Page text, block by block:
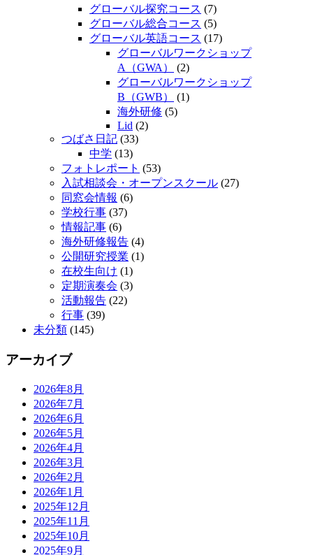
グローバル探究コース (7)
グローバル総合コース (5)
グローバル英語コース (17)
グローバルワークショップ
A（GWA）
(2)
グローバルワークショップ
B（GWB）
(1)
海外研修 (5)
Lid (2)
つばさ日記 (33)
中学 (13)
フォトレポート (53)
入試相談会・オープンスクール (27)
同窓会情報 (6)
学校行事 (37)
情報記事 (6)
海外研修報告 (4)
公開研究授業 (1)
在校生向け (1)
定期演奏会 (3)
活動報告 (22)
行事 (39)
未分類 (145)
アーカイブ
2026年8月
2026年7月
2026年6月
2026年5月
2026年4月
2026年3月
2026年2月
2026年1月
2025年12月
2025年11月
2025年10月
2025年9月